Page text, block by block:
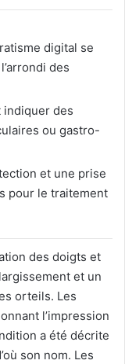
digital se
des
indiquer des
ou gastro-
et une prise
pour le traitement
des doigts et
et un
orteils. Les
l’impression
a été décrite
son nom. Les